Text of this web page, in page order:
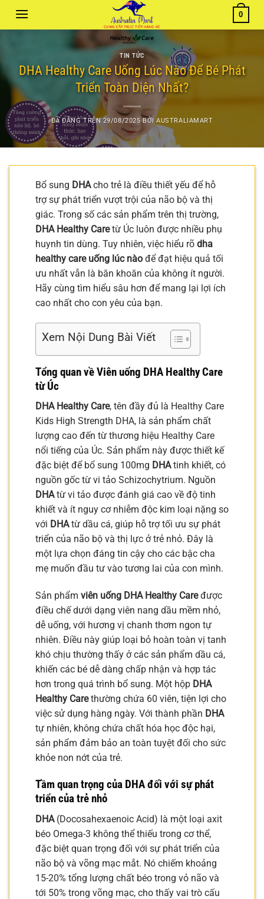
0
TIN TỨC
DHA Healthy Care Uống Lúc Nào Để Bé Phát
Triển Toàn Diện Nhất?
ĐÃ ĐĂNG TRÊN 29/08/2025 BỞIAUSTRALIAMART
Bổ sung DHAcho trẻ là điều thiết yếu để hỗ
trợ sự phát triển vượt trội của não bộ và thị
giác. Trong số các sản phẩm trên thị trường,
DHA Healthy Caretừ Úc luôn được nhiều phụ
huynh tin dùng. Tuy nhiên, việc hiểu rõ dha
healthy care uống lúc nào để đạt hiệu quả tối
ưu nhất vẫn là băn khoăn của không ít người.
Hãy cùng tìm hiểu sâu hơn để mang lại lợi ích
cao nhất cho con yêu của bạn.
Xem Nội Dung Bài Viết
Tổng quan về Viên uống DHA Healthy Care
từ Úc
DHA Healthy Care, tên đầy đủ là Healthy Care
Kids High Strength DHA, là sản phẩm chất
lượng cao đến từ thương hiệu Healthy Care
nổi tiếng của Úc. Sản phẩm này được thiết kế
đặc biệt để bổ sung 100mg DHAtinh khiết, có
nguồn gốc từ vi tảo Schizochytrium. Nguồn
DHAtừ vi tảo được đánh giá cao về độ tinh
khiết và ít nguy cơ nhiễm độc kim loại nặng so
với DHAtừ dầu cá, giúp hỗ trợ tối ưu sự phát
triển của não bộ và thị lực ở trẻ nhỏ. Đây là
một lựa chọn đáng tin cậy cho các bậc cha
mẹ muốn đầu tư vào tương lai của con mình.
Sản phẩm viên uống DHA Healthy Caređược
điều chế dưới dạng viên nang dầu mềm nhỏ,
dễ uống, với hương vị chanh thơm ngon tự
nhiên. Điều này giúp loại bỏ hoàn toàn vị tanh
khó chịu thường thấy ở các sản phẩm dầu cá,
khiến các bé dễ dàng chấp nhận và hợp tác
hơn trong quá trình bổ sung. Một hộp DHA
Healthy Carethường chứa 60 viên, tiện lợi cho
việc sử dụng hàng ngày. Với thành phần DHA
tự nhiên, không chứa chất hóa học độc hại,
sản phẩm đảm bảo an toàn tuyệt đối cho sức
khỏe non nớt của trẻ.
Tầm quan trọng của DHA đối với sự phát
triển của trẻ nhỏ
DHA(Docosahexaenoic Acid) là một loại axit
béo Omega-3 không thể thiếu trong cơ thể,
đặc biệt quan trọng đối với sự phát triển của
não bộ và võng mạc mắt. Nó chiếm khoảng
15-20% tổng lượng chất béo trong vỏ não và
tới 50% trong võng mạc, cho thấy vai trò cấu